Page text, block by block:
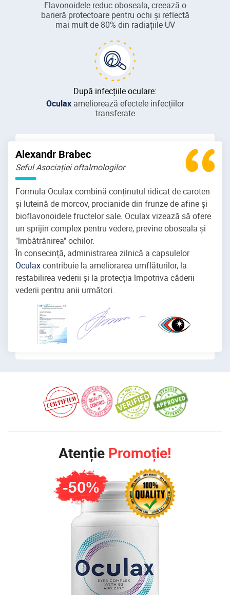
Flavonoidele reduc oboseala, creează o
barieră protectoare pentru ochi și reflectă
mai mult de 80% din radiațiile UV
După infecțiile oculare:
Oculaxameliorează efectele infecțiilor
transferate
Alexandr Brabec
Seful Asociației oftalmologilor
Formula Oculax combină conținutul ridicat de caroten
și luteină de morcov, procianide din frunze de afine și
bioflavonoidele fructelor sale. Oculax vizează să ofere
un sprijin complex pentru vedere, previne oboseala și
"îmbătrânirea" ochilor.
În consecință, administrarea zilnică a capsulelor
Oculaxcontribuie la ameliorarea umflăturilor, la
restabilirea vederii și la protecția împotriva căderii
vederii pentru anii următori.
Atenție Promoție!